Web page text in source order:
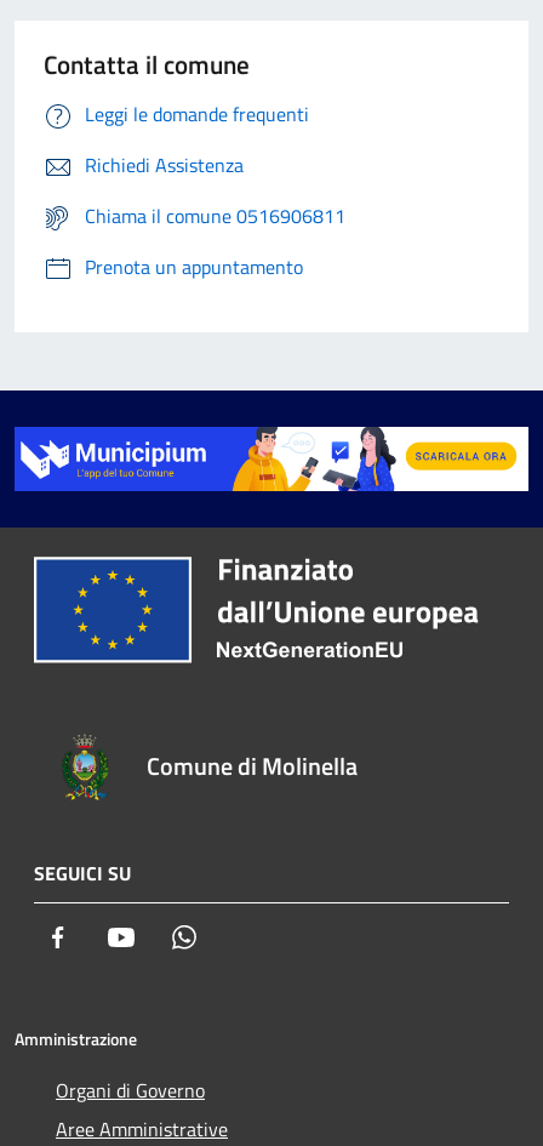
Contatta il comune
Leggi le domande frequenti
Richiedi Assistenza
Chiama il comune 0516906811
Prenota un appuntamento
Comune di Molinella
SEGUICI SU
Facebook Youtube
Amministrazione
Organi di Governo
Aree Amministrative